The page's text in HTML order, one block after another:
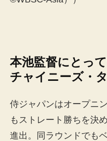
本池監督にとっ
チャイニーズ・
侍ジャパンはオープニ
もストレート勝ちを決
進出。同ラウンドでも